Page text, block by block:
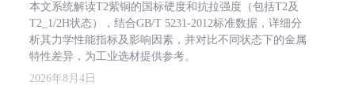
本文系统解读T2紫铜的国标硬度和抗拉强度（包括T2及
T2_1/2H状态），结合GB/T 5231-2012标准数据，详细分
析其力学性能指标及影响因素，并对比不同状态下的金属
特性差异，为工业选材提供参考。
2026年8月4日